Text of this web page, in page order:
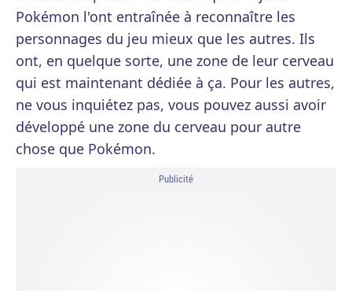
Pokémon l'ont entraînée à reconnaître les
personnages du jeu mieux que les autres. Ils
ont, en quelque sorte, une zone de leur cerveau
qui est maintenant dédiée à ça. Pour les autres,
ne vous inquiétez pas, vous pouvez aussi avoir
développé une zone du cerveau pour autre
chose que Pokémon.
Publicité